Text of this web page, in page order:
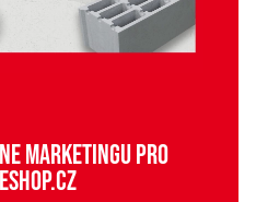
MARKETINGU PRO